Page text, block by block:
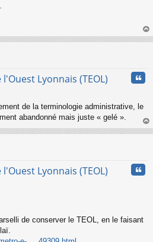
au
Lyonnais (TEOL)
de la terminologie administrative, le
abandonné mais juste « gelé ».
au
Lyonnais (TEOL)
de conserver le TEOL, en le faisant